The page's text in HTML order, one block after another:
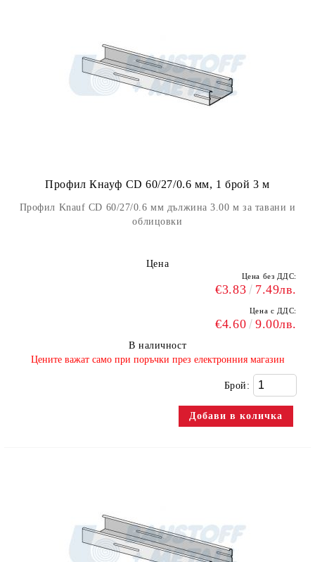
Профил Кнауф CD 60/27/0.6 мм, 1 брой 3 м
Профил Knauf CD 60/27/0.6 мм дължина 3.00 м за тавани и
облицовки
Цена
Цена без ДДС:
€3.83 7.49лв.
Цена с ДДС:
€4.60 9.00лв.
В наличност
​Цените важат само при поръчки през електронния магазин
Брой: